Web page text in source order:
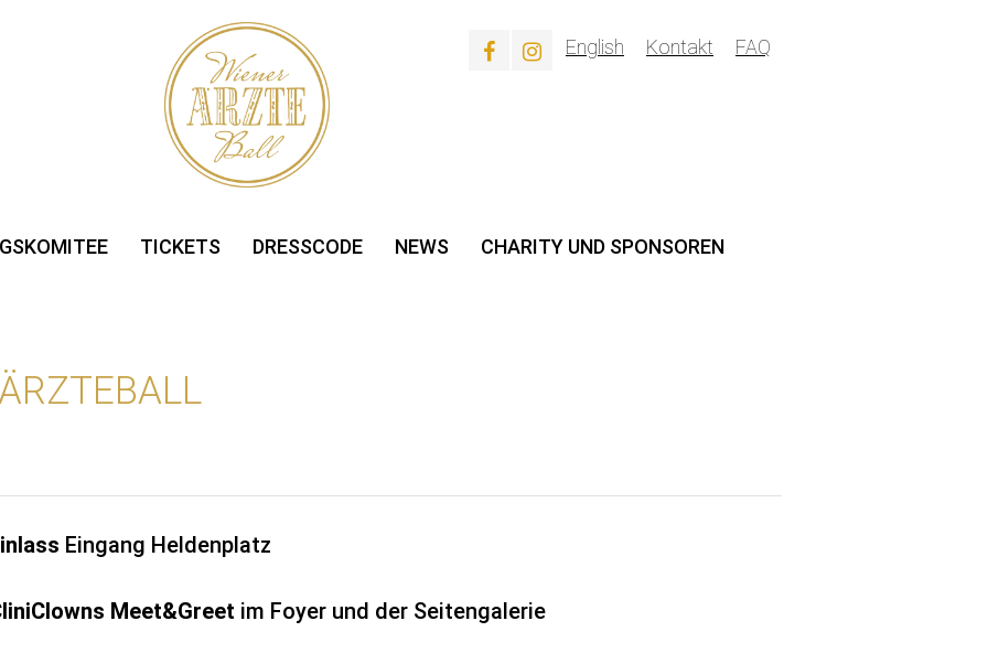
English Kontakt FAQ
TICKETS DRESSCODE NEWS CHARITY UND SPONSOREN
Eingang Heldenplatz
Meet&Greet im Foyer und der Seitengalerie